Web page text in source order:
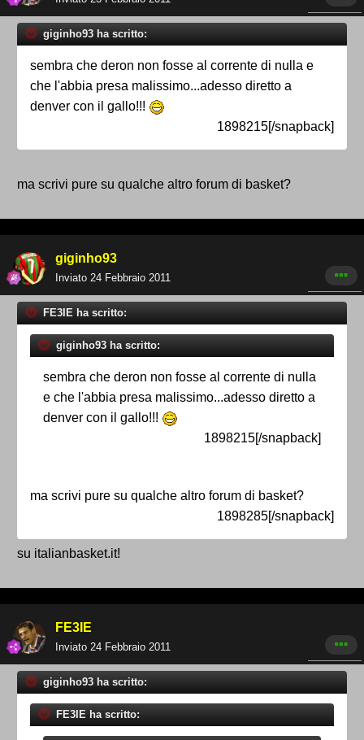
giginho93 ha scritto:
sembra che deron non fosse al corrente di nulla e
che l'abbia presa malissimo...adesso diretto a
denver con il gallo!!!
1898215[/snapback]
ma scrivi pure su qualche altro forum di basket?
giginho93
Inviato 24 Febbraio 2011
FE3IE ha scritto:
giginho93 ha scritto:
sembra che deron non fosse al corrente di nulla
e che l'abbia presa malissimo...adesso diretto a
denver con il gallo!!!
1898215[/snapback]
ma scrivi pure su qualche altro forum di basket?
1898285[/snapback]
su italianbasket.it!
FE3IE
Inviato 24 Febbraio 2011
giginho93 ha scritto:
FE3IE ha scritto: